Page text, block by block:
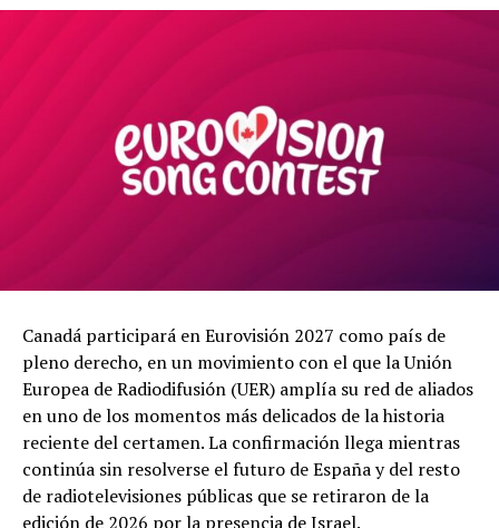
Canadá participará en Eurovisión 2027 como país de
pleno derecho, en un movimiento con el que la Unión
Europea de Radiodifusión (UER) amplía su red de aliados
en uno de los momentos más delicados de la historia
reciente del certamen. La confirmación llega mientras
continúa sin resolverse el futuro de España y del resto
de radiotelevisiones públicas que se retiraron de la
edición de 2026 por la presencia de Israel.